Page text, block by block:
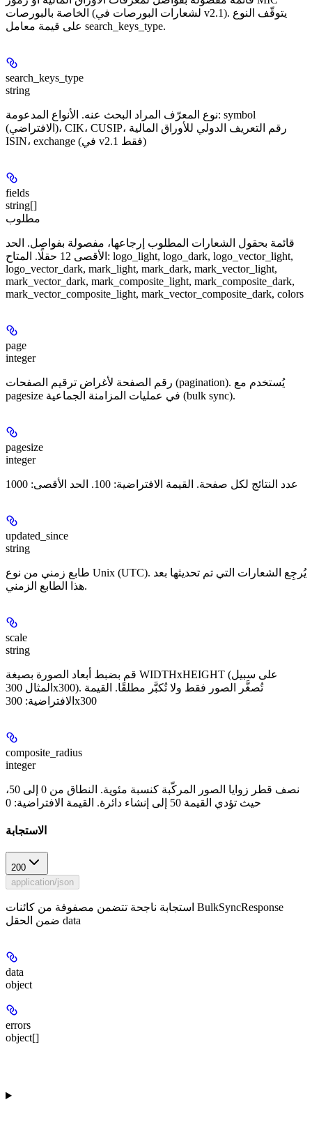
الخاصة بالبورصات (لشعارات البورصات في v2.1). يتوقّف النوع
على قيمة معامل search_keys_type.
search_keys_type
string
نوع المعرّف المراد البحث عنه. الأنواع المدعومة: symbol
(الافتراضي)، CIK، CUSIP، رقم التعريف الدولي للأوراق المالية
ISIN، exchange (في v2.1 فقط)
fields
string[]
مطلوب
قائمة بحقول الشعارات المطلوب إرجاعها، مفصولة بفواصل. الحد
الأقصى 12 حقلًا. المتاح: logo_light, logo_dark, logo_vector_light,
logo_vector_dark, mark_light, mark_dark, mark_vector_light,
mark_vector_dark, mark_composite_light, mark_composite_dark,
mark_vector_composite_light, mark_vector_composite_dark, colors
page
integer
رقم الصفحة لأغراض ترقيم الصفحات (pagination). يُستخدم مع
pagesize في عمليات المزامنة الجماعية (bulk sync).
pagesize
integer
عدد النتائج لكل صفحة. القيمة الافتراضية: 100. الحد الأقصى: 1000
updated_since
string
طابع زمني من نوع Unix ‏(UTC). يُرجِع الشعارات التي تم تحديثها بعد
هذا الطابع الزمني.
scale
string
قم بضبط أبعاد الصورة بصيغة WIDTHxHEIGHT (على سبيل
المثال 300x300). تُصغَّر الصور فقط ولا تُكبَّر مطلقًا. القيمة
الافتراضية: 300x300
composite_radius
integer
نصف قطر زوايا الصور المركّبة كنسبة مئوية. النطاق من 0 إلى 50،
حيث تؤدي القيمة 50 إلى إنشاء دائرة. القيمة الافتراضية: 0
الاستجابة
200
application/json
استجابة ناجحة تتضمن مصفوفة من كائنات BulkSyncResponse
ضمن الحقل data
data
object
errors
object[]